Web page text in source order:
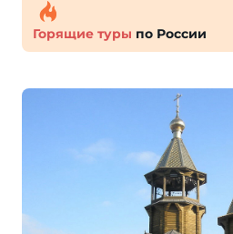
Горящие туры по России